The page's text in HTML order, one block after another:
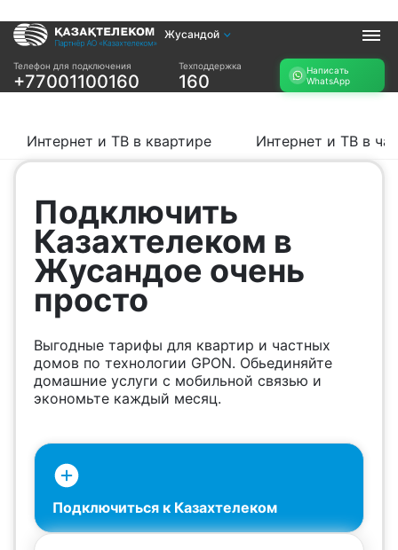
Жусандой
Телефон для подключения
+77001100160
Техподдержка
160
Написать
WhatsApp
Услуги
Интернет и ТВ в
частном доме
Интернет в офис
Проверить
возможность
подключения
Проверить
возможность
подключения по
названию ЖК
Новости
Акции
Заявка на
подбор тарифа
Подключиться к
Интернет и ТВ в квартире Интернет и ТВ в
Подключить
Казахтелеком в
Жусандое очень
просто
Выгодные тарифы для квартир и частных
домов по технологии GPON. Обьединяйте
домашние услуги с мобильной связью и
экономьте каждый месяц.
Подключиться к Казахтелеком